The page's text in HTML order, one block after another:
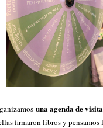
una agenda de
firmaron libros y pensamos